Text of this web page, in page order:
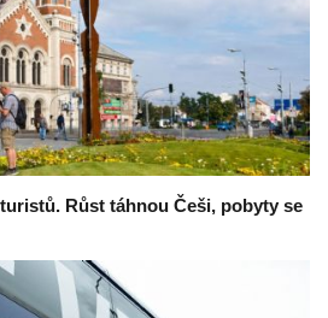
Růst táhnou Češi, pobyty se